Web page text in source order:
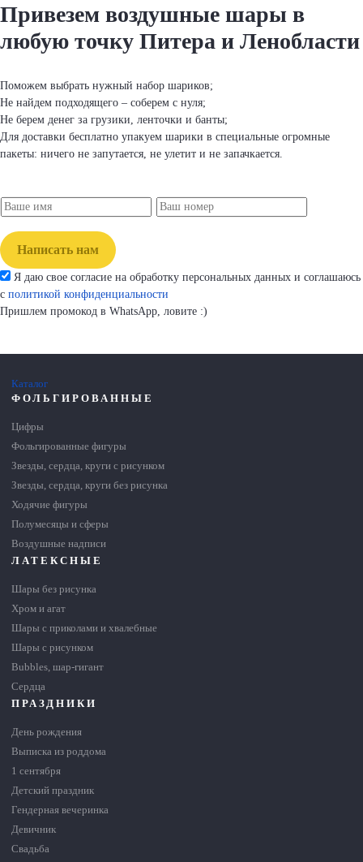
Привезем вoздушные шapы в
любую точку Питера и Ленобласти
Поможем выбрать нужный набор шapиков;
Не найдем подходящего – соберем с нуля;
Не берем денег за грузики, ленточки и банты;
Для доставки бесплатно упакуем шapики в специальные огромные
пакеты: ничего не запутается, не улетит и не запачкается.
Написать нам
Я даю свое согласие на обработку персональных данных и соглашаюсь
с политикой конфиденциальности
Пришлем промокод в WhatsApp, ловите :)
Каталог
ФОЛЬГИРОВАННЫЕ
Цифры
Фольгированные фигуры
Звезды, сердца, круги с рисунком
Звезды, сердца, круги без рисунка
Ходячие фигуры
Полумесяцы и сферы
Воздушные надписи
ЛАТЕКСНЫЕ
Шары без рисунка
Хром и агат
Шары с приколами и хвалебные
Шары с рисунком
Bubbles, шар-гигант
Сердца
ПРАЗДНИКИ
День рождения
Выписка из роддома
1 сентября
Детский праздник
Гендерная вечеринка
Девичник
Свадьба